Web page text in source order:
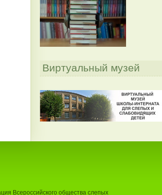
Виртуальный музей
Всероссийского общества слепых